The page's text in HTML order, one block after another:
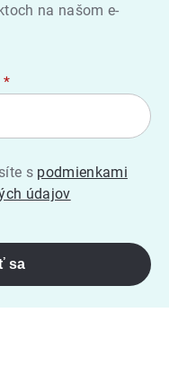
na našom e-
s podmienkami
údajov
sa